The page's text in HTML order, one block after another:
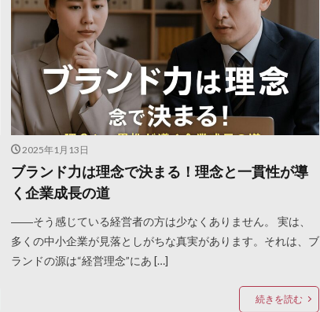
2025年1月13日
ブランド力は理念で決まる！理念と一貫性が導
く企業成長の道
――そう感じている経営者の方は少なくありません。 実は、
多くの中小企業が見落としがちな真実があります。それは、ブ
ランドの源は“経営理念”にあ […]
続きを読む